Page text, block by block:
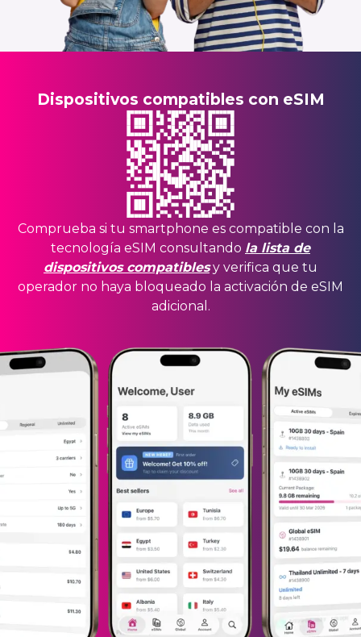
Dispositivos compatibles con eSIM
Comprueba si tu smartphone es compatible con la
tecnología eSIM consultando la lista de
dispositivos compatiblesy verifica que tu
operador no haya bloqueado la activación de eSIM
adicional.